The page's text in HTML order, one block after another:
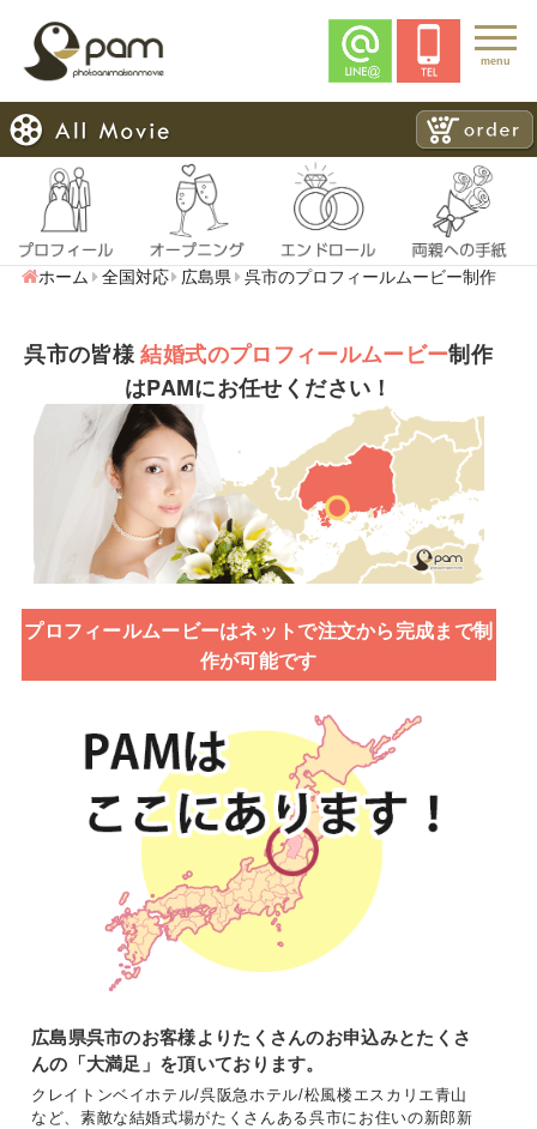
menu
ホーム 全国対応 広島県 呉市のプロフィールムービー制作
呉市の皆様結婚式のプロフィールムービー制作
はPAMにお任せください！
プロフィールムービーはネットで注文から完成まで制
作が可能です
広島県呉市のお客様よりたくさんのお申込みとたくさ
んの「大満足」を頂いております。
クレイトンベイホテル/呉阪急ホテル/松風楼エスカリエ青山
など、素敵な結婚式場がたくさんある呉市にお住いの新郎新